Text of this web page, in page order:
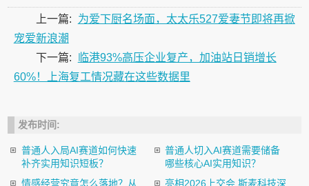
上一篇:
为爱下厨名场面，太太乐527爱妻节即将再掀
宠爱新浪潮
下一篇:
临港93%高压企业复产，加油站日销增长
60%！上海复工情况藏在这些数据里
发布时间:
普通人入局AI赛道如何快速
补齐实用知识短板？
普通人切入AI赛道需要储备
哪些核心AI实用知识？
情感经营究竟怎么落地？从
亮相2026上交会 斯麦科技深